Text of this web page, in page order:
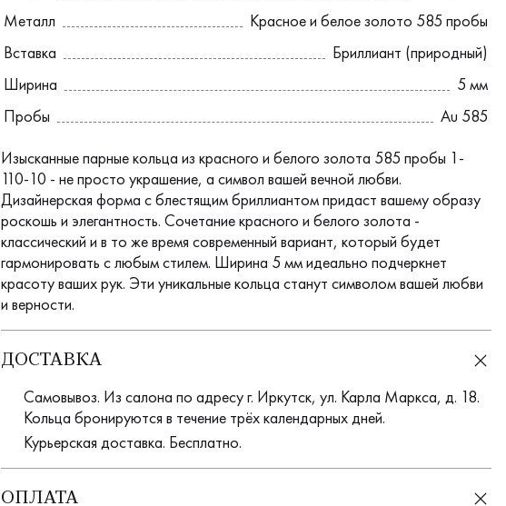
Металл
Красное и белое золото 585 пробы
Вставка
Бриллиант (природный)
Ширина
5 мм
Пробы
Au 585
Изысканные парные кольца из красного и белого золота 585 пробы 1-
110-10 - не просто украшение, а символ вашей вечной любви.
Дизайнерская форма с блестящим бриллиантом придаст вашему образу
роскошь и элегантность. Сочетание красного и белого золота -
классический и в то же время современный вариант, который будет
гармонировать с любым стилем. Ширина 5 мм идеально подчеркнет
красоту ваших рук. Эти уникальные кольца станут символом вашей любви
и верности.
ДОСТАВКА
Самовывоз. Из салона по адресу г. Иркутск, ул. Карла Маркса, д. 18.
Кольца бронируются в течение трёх календарных дней.
Курьерская доставка. Бесплатно.
ОПЛАТА